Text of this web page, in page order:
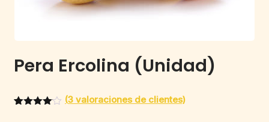
Pera Ercolina (Unidad)
(3 valoraciones de clientes)